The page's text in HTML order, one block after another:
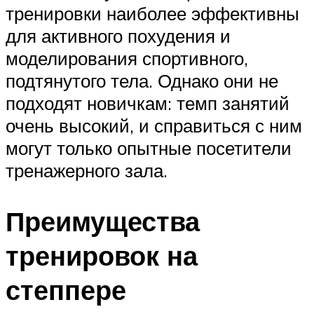
тренировки наиболее эффективны
для активного похудения и
моделирования спортивного,
подтянутого тела. Однако они не
подходят новичкам: темп занятий
очень высокий, и справиться с ним
могут только опытные посетители
тренажерного зала.
Преимущества
тренировок на
степпере